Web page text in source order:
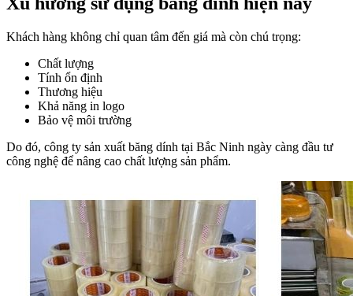
Khách hàng không chỉ quan tâm đến giá mà còn chú trọng:
Chất lượng
Tính ổn định
Thương hiệu
Khả năng in logo
Bảo vệ môi trường
Do đó, công ty sản xuất băng dính tại Bắc Ninh ngày càng đầu tư
công nghệ để nâng cao chất lượng sản phẩm.